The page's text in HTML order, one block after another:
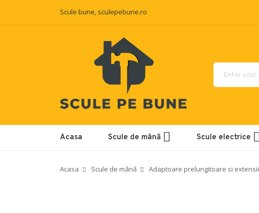
Scule bune, sculepebune.ro
Acasa Scule de mână Scule electrice
Acasa Scule de mână Adaptoare prelungitoare si extensii